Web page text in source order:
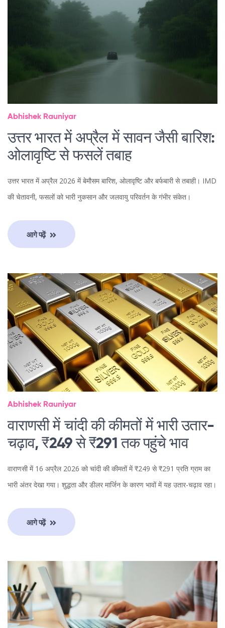
Abhishek Rauniyar
उत्तर भारत में अप्रैल में सावन जैसी बारिश:
ओलावृष्टि से फसलें तबाह
उत्तर भारत में अप्रैल 2026 में बेमौसम बारिश, ओलावृष्टि और बर्फबारी से तबाही। IMD
की चेतावनी, फसलों को भारी नुकसान और जलवायु परिवर्तन के गंभीर संकेत।
आगे पढ़ें
Abhishek Rauniyar
वाराणसी में चांदी की कीमतों में भारी उतार-
चढ़ाव, ₹249 से ₹291 तक पहुंचे भाव
वाराणसी में 16 अप्रैल 2026 को चांदी की कीमतों में ₹249 से ₹291 प्रति ग्राम का
भारी अंतर देखा गया। शुद्धता और डीलर मार्जिन के कारण भावों में यह उतार-चढ़ाव रहा।
आगे पढ़ें